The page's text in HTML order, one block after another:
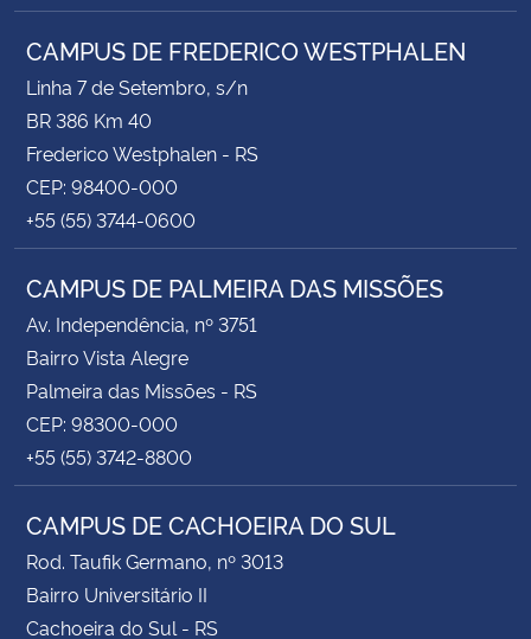
CAMPUS DE FREDERICO WESTPHALEN
Linha 7 de Setembro, s/n
BR 386 Km 40
Frederico Westphalen - RS
CEP: 98400-000
+55 (55) 3744-0600
CAMPUS DE PALMEIRA DAS MISSÕES
Av. Independência, nº 3751
Bairro Vista Alegre
Palmeira das Missões - RS
CEP: 98300-000
+55 (55) 3742-8800
CAMPUS DE CACHOEIRA DO SUL
Rod. Taufik Germano, nº 3013
Bairro Universitário II
Cachoeira do Sul - RS